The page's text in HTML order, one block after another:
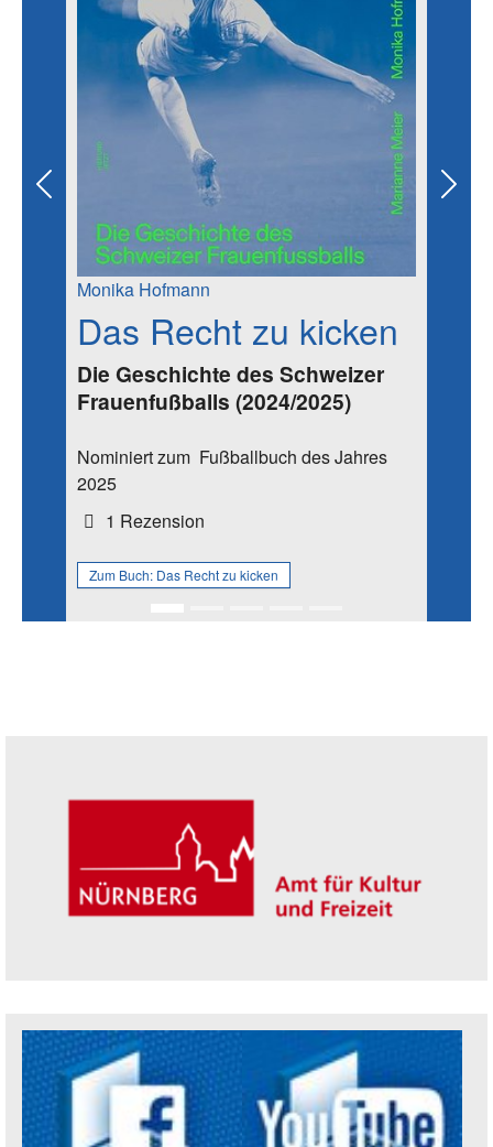
Monika Hofmann
Das Recht zu kicken
Die Geschichte des Schweizer
Frauenfußballs (2024/2025)
Nominiert zum Fußballbuch des Jahres
2025
1 Rezension
Zum Buch: Das Recht zu kicken
Previous Next